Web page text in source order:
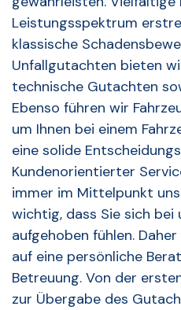
Leistungsspektrum
klassische
Unfallgutachten bieten
technische Gutachten
Ebenso führen wir
um Ihnen bei einem
eine solide
Kundenorientierter
immer im Mittelpunkt
wichtig, dass Sie sich bei
aufgehoben fühlen.
auf eine persönliche
Betreuung. Von der
zur Übergabe des